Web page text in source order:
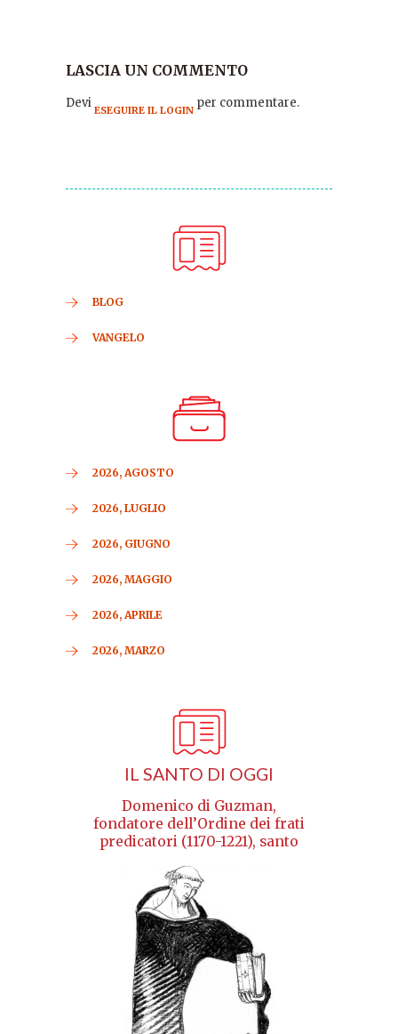
LASCIA UN COMMENTO
Devi ESEGUIRE IL LOGIN per commentare.
BLOG
VANGELO
2026, AGOSTO
2026, LUGLIO
2026, GIUGNO
2026, MAGGIO
2026, APRILE
2026, MARZO
IL SANTO DI OGGI
Domenico di Guzman,
fondatore dell’Ordine dei frati
predicatori (1170-1221), santo